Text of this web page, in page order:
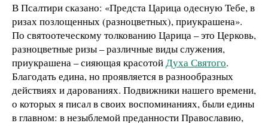
В Псалтири сказано: «Предста Царица одесную Тебе, в
ризах позлощенных (разноцветных), приукрашена».
По святоотеческому толкованию Царица – это Церковь,
разноцветные ризы – различные виды служения,
приукрашена – сияющая красотойДуха Святого.
Благодать едина, но проявляется в разнообразных
действиях и дарованиях. Подвижники нашего времени,
о которых я писал в своих воспоминаниях, были едины
в главном: в незыблемой преданности Православию,